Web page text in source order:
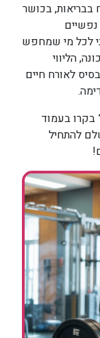
בבריאות, בכושר
נפשיים
לכל מי שמחפש
הליווי
לאורח חיים
בקרו בעמוד
להתחיל